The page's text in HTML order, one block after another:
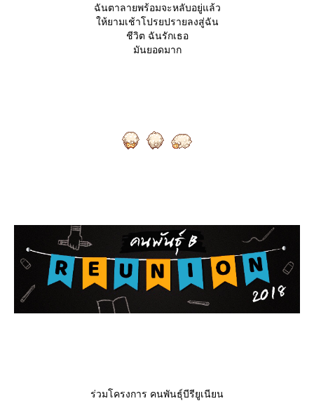
ฉันตาลายพร้อมจะหลับอยู่แล้ว
ห้ยามเช้าโปรยปรายลงสู่ฉัน
ชีวิต ฉันรักเธอ
มันยอดมาก
ร่วมโครงการ คนพันธุ์บีรียูเนียน